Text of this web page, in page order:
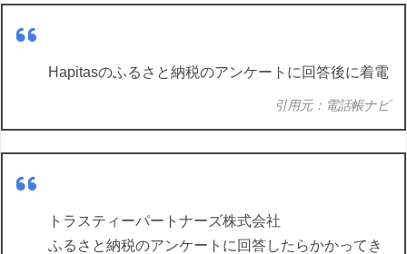
Hapitasのふるさと納税のアンケートに回答後に着電
引用元：電話帳ナビ
トラスティーパートナーズ株式会社
ふるさと納税のアンケートに回答したらかかってき